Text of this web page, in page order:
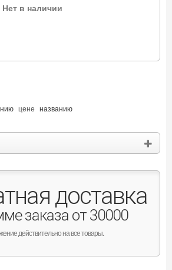
Нет в наличии
цене названию
доставка
заказа от 30000
действительно на все товары.